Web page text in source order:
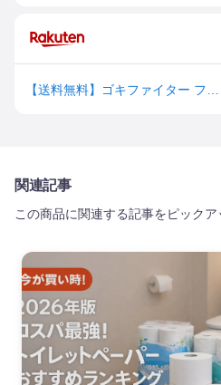
関連記事
この商品に関連する記事をピックア